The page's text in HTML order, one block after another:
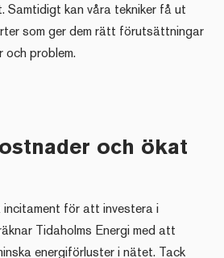
kan våra tekniker få ut
som ger dem rätt förutsättningar
och problem.
och ökat
incitament för att investera i
Tidaholms Energi med att
energiförluster i nätet. Tack